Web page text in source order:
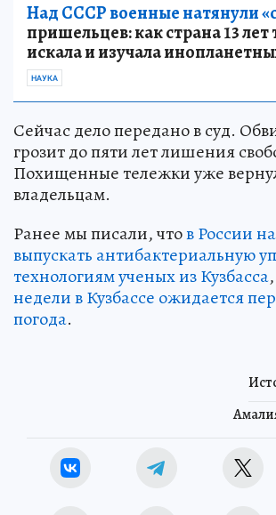
Над СССР военные натянули
пришельцев: как страна 13 лет
искала и изучала
НАУКА
Сейчас дело передано в суд.
грозит до пяти лет лишения
Похищенные тележки уже
владельцам.
Ранее мы писали, чтов России
выпускать антибактериальную
технологиям ученых из Кузбасса
недели в Кузбассе ожидается
погода.